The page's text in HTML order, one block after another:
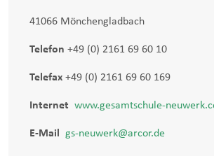
41066 Mönchengladbach
Telefon +49 (0) 2161 69 60 10
Telefax +49 (0) 2161 69 60 169
Internet www.gesamtschule-
E-Mail gs-neuwerk@arcor.de